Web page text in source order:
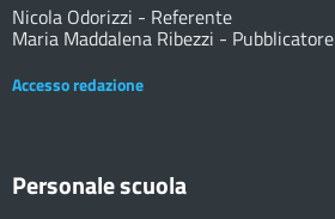
Nicola Odorizzi - Referente
Maria Maddalena Ribezzi - Pubblicatore
Accesso redazione
Personale scuola